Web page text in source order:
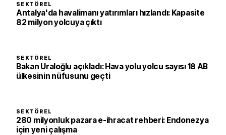
SEKTÖREL
Antalya'da havalimanı yatırımları hızlandı: Kapasite
82 milyon yolcuya çıktı
SEKTÖREL
Bakan Uraloğlu açıkladı: Hava yolu yolcu sayısı 18 AB
ülkesinin nüfusunu geçti
SEKTÖREL
280 milyonluk pazara e-ihracat rehberi: Endonezya
için yeni çalışma